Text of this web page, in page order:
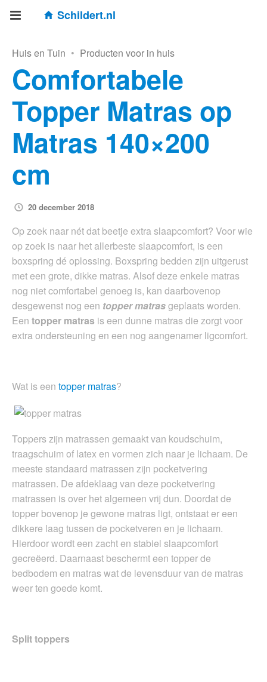
Schildert.nl
Huis en Tuin • Producten voor in huis
Comfortabele
Topper Matras op
Matras 140×200
cm
20 december 2018
Op zoek naar nét dat beetje extra slaapcomfort? Voor wie
op zoek is naar het allerbeste slaapcomfort, is een
boxspring dé oplossing. Boxspring bedden zijn uitgerust
met een grote, dikke matras. Alsof deze enkele matras
nog niet comfortabel genoeg is, kan daarbovenop
desgewenst nog een topper matrasgeplaats worden.
Een topper matras is een dunne matras die zorgt voor
extra ondersteuning en een nog aangenamer ligcomfort.
Wat is een topper matras?
Toppers zijn matrassen gemaakt van koudschuim,
traagschuim of latex en vormen zich naar je lichaam. De
meeste standaard matrassen zijn pocketvering
matrassen. De afdeklaag van deze pocketvering
matrassen is over het algemeen vrij dun. Doordat de
topper bovenop je gewone matras ligt, ontstaat er een
dikkere laag tussen de pocketveren en je lichaam.
Hierdoor wordt een zacht en stabiel slaapcomfort
gecreëerd. Daarnaast beschermt een topper de
bedbodem en matras wat de levensduur van de matras
weer ten goede komt.
Split toppers